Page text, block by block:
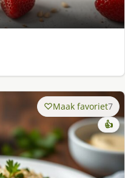
Maak favoriet7
👍